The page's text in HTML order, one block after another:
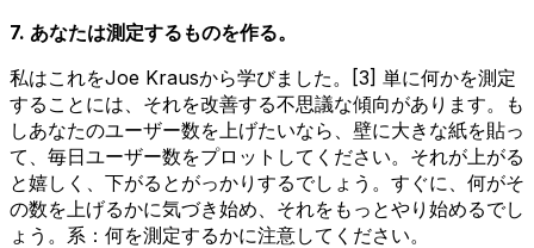
7. あなたは測定するものを作る。
私はこれをJoe Krausから学びました。[3] 単に何かを測定
することには、それを改善する不思議な傾向があります。も
しあなたのユーザー数を上げたいなら、壁に大きな紙を貼っ
て、毎日ユーザー数をプロットしてください。それが上がる
と嬉しく、下がるとがっかりするでしょう。すぐに、何がそ
の数を上げるかに気づき始め、それをもっとやり始めるでし
ょう。系：何を測定するかに注意してください。